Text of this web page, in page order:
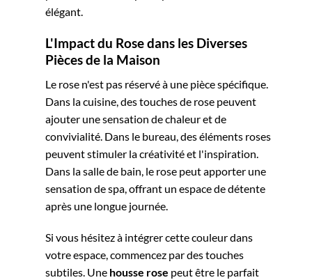
élégant.
L'Impact du Rose dans les Diverses
Pièces de la Maison
Le rose n'est pas réservé à une pièce spécifique.
Dans la cuisine, des touches de rose peuvent
ajouter une sensation de chaleur et de
convivialité. Dans le bureau, des éléments roses
peuvent stimuler la créativité et l'inspiration.
Dans la salle de bain, le rose peut apporter une
sensation de spa, offrant un espace de détente
après une longue journée.
Si vous hésitez à intégrer cette couleur dans
votre espace, commencez par des touches
subtiles. Une housse rose peut être le parfait